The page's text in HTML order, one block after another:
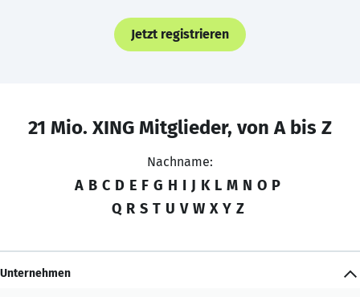
Jetzt registrieren
21 Mio. XING Mitglieder, von A bis Z
Nachname:
A B C D E F G H I J K L M N O P
Q R S T U V W X Y Z
Unternehmen